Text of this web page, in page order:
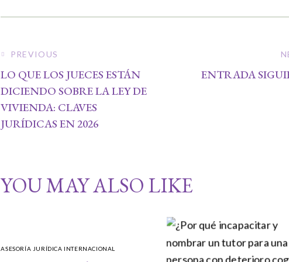
PREVIOUS
LO QUE LOS JUECES ESTÁN
DICIENDO SOBRE LA LEY DE
VIVIENDA: CLAVES
JURÍDICAS EN 2026
ENTRADA
YOU MAY ALSO LIKE
ASESORÍA JURÍDICA INTERNACIONAL